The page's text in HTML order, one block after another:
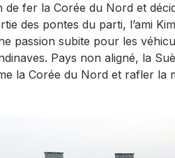
de fer la Corée du Nord et
des pontes du parti, l’ami
passion subite pour les
Pays non aligné, la
la Corée du Nord et rafler la